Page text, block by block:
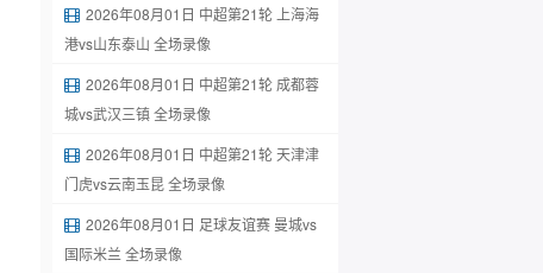
2026年08月01日 中超第21轮 上海海
港vs山东泰山 全场录像
2026年08月01日 中超第21轮 成都蓉
城vs武汉三镇 全场录像
2026年08月01日 中超第21轮 天津津
门虎vs云南玉昆 全场录像
2026年08月01日 足球友谊赛 曼城vs
国际米兰 全场录像